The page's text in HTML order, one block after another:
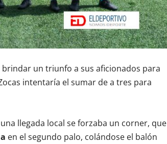
un triunfo a sus aficionados para
intentaría el sumar de a tres para
llegada local se forzaba un corner, que
en el segundo palo, colándose el balón